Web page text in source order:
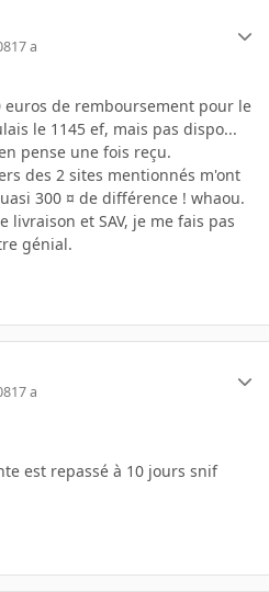
17 a
euros de remboursement pour le
le 1145 ef, mais pas dispo...
pense une fois reçu.
des 2 sites mentionnés m'ont
300 ¤ de différence ! whaou.
livraison et SAV, je me fais pas
génial.
17 a
est repassé à 10 jours snif